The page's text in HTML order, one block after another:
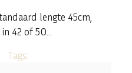
lengte 45cm,
42 of 50…
Tags: